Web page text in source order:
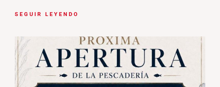
SEGUIR LEYENDO